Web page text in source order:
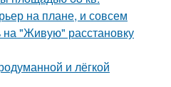
на плане, и совсем
на "Живую" расстановку
и лёгкой